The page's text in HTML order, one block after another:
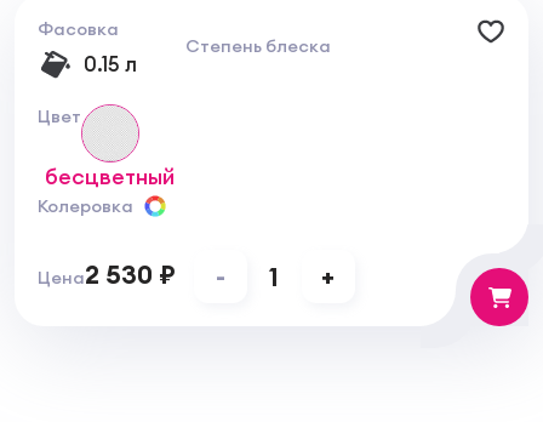
Фасовка
0.15 л
Степень блеска
Цвет
бесцветный
Колеровка
Цена2 530 ₽ - 1 +